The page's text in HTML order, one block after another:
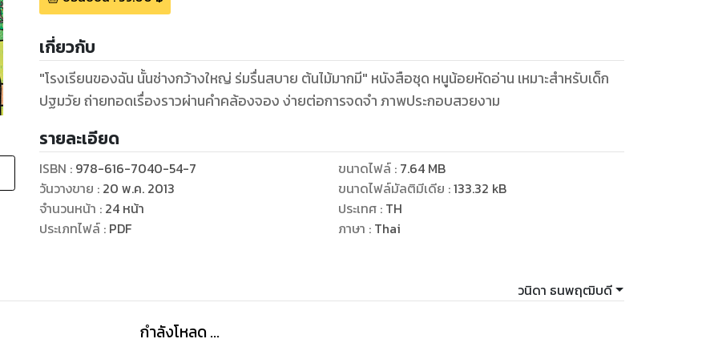
เกี่ยวกับ
"โรงเรียนของฉัน นั้นช่างกว้างใหญ่ ร่มรื่นสบาย ต้นไม้มากมี" หนังสือชุด หนูน้อยหัดอ่าน เหมาะสำหรับเด็ก
ปฐมวัย ถ่ายทอดเรื่องราวผ่านคำคล้องจอง ง่ายต่อการจดจำ ภาพประกอบสวยงาม
รายละเอียด
ISBN : 978-616-7040-54-7
วันวางขาย : 20 พ.ค. 2013
จำนวนหน้า : 24 หน้า
ประเภทไฟล์: PDF
ขนาดไฟล์: 7.64 MB
ขนาดไฟล์มัลติมีเดีย :133.32 kB
ประเทศ : TH
ภาษา : Thai
วนิดา ธนพฤฒิบดี
กำลังโหลด ...